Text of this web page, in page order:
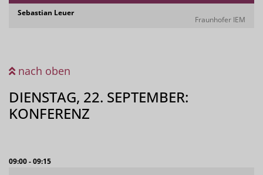
Sebastian Leuer
Fraunhofer IEM
nach oben
DIENSTAG, 22. SEPTEMBER:
KONFERENZ
09:00 - 09:15